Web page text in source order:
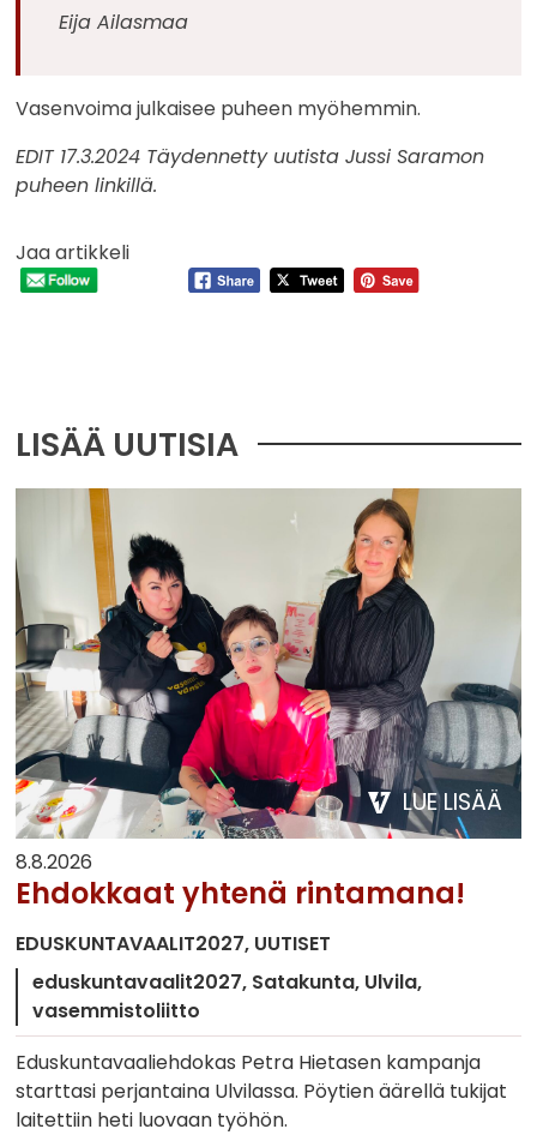
Eija Ailasmaa
Vasenvoima julkaisee puheen myöhemmin.
EDIT 17.3.2024 Täydennetty uutista Jussi Saramon
puheen linkillä.
Jaa artikkeli
LISÄÄ UUTISIA
LUE LISÄÄ
8.8.2026
Ehdokkaat yhtenä rintamana!
EDUSKUNTAVAALIT2027 UUTISET
eduskuntavaalit2027 Satakunta Ulvila
vasemmistoliitto
Eduskuntavaaliehdokas Petra Hietasen kampanja
starttasi perjantaina Ulvilassa. Pöytien äärellä tukijat
laitettiin heti luovaan työhön.